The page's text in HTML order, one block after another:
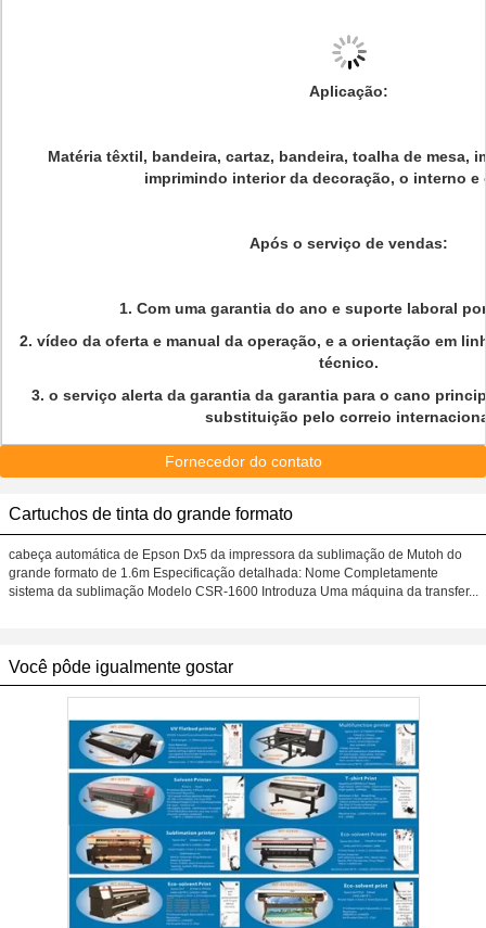
Aplicação:
Matéria têxtil, bandeira, cartaz, bandeira, toalha de mesa,
imprimindo interior da decoração, o interno e
Após o serviço de vendas:
1. Com uma garantia do ano e suporte laboral
2. vídeo da oferta e manual da operação, e a orientação em
técnico.
3. o serviço alerta da garantia da garantia para o cano
substituição pelo correio
Fornecedor do contato
Cartuchos de tinta do grande formato
cabeça automática de Epson Dx5 da impressora da sublimação de Mutoh do
grande formato de 1.6m Especificação detalhada: Nome Completamente
sistema da sublimação Modelo CSR-1600 Introduza Uma máquina da transfer...
Você pôde igualmente gostar